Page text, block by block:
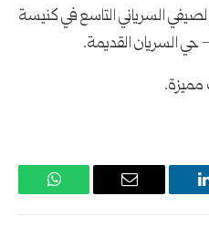
السرياني التاسع في كنيسة
السريان القديمة.
مميزة.
لينكدإن
البريد
واتساب